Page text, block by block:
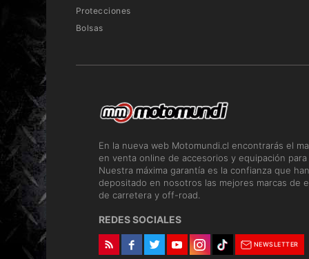
Protecciones
Bolsas
En la nueva web Motomundi.cl encontrarás el
en venta online de accesorios y equipación para
Nuestra máxima garantía es la confianza que han
depositado en nosotros las mejores marcas de
de carretera y off-road.
REDES SOCIALES
NEWSLETTER